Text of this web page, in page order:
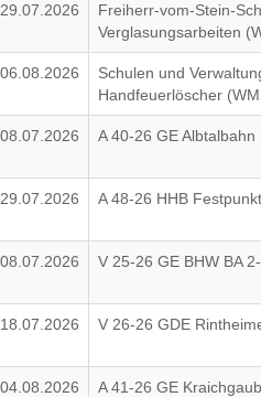
29.07.2026
Freiherr-vom-Stein-
Verglasungsarbeiten
06.08.2026
Schulen und
Handfeuerlöscher
08.07.2026 A 40-26 GE
29.07.2026 A 48-26 HHB
08.07.2026 V 25-26 GE BHW BA
18.07.2026 V 26-26 GDE
04.08.2026 A 41-26 GE